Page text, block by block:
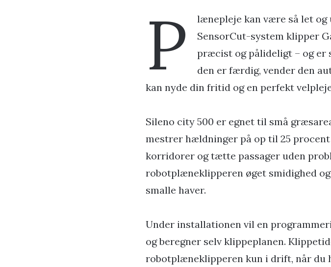
P
lænepleje kan være så let og
SensorCut-system klipper
præcist og pålideligt – og er
den er færdig, vender den
kan nyde din fritid og en perfekt
Sileno city 500 er egnet til små
mestrer hældninger på op til 25
korridorer og tætte passager uden
robotplæneklipperen øget smidighed
smalle haver.
Under installationen vil en
og beregner selv klippeplanen.
robotplæneklipperen kun i drift, når du